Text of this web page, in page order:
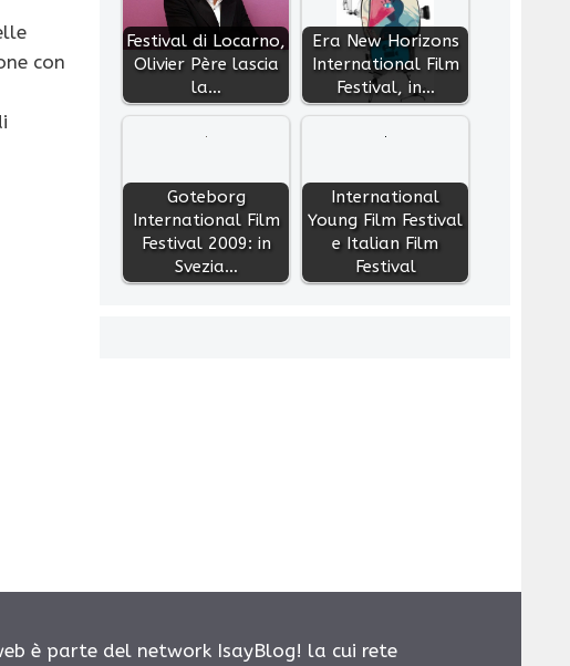
con
Festival di Locarno,
Olivier Père lascia
la…
Era New Horizons
International Film
Festival, in…
Goteborg
International Film
Festival 2009: in
Svezia…
International
Young Film Festival
e Italian Film
Festival
è parte del network IsayBlog! la cui rete